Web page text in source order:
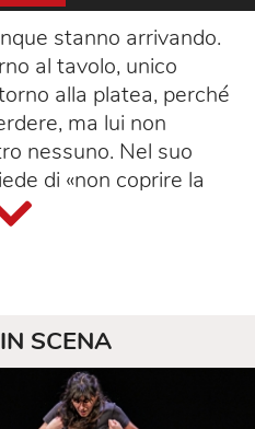
stanno arrivando.
al tavolo, unico
alla platea, perché
ma lui non
nessuno. Nel suo
di «non coprire la
non
SCENA